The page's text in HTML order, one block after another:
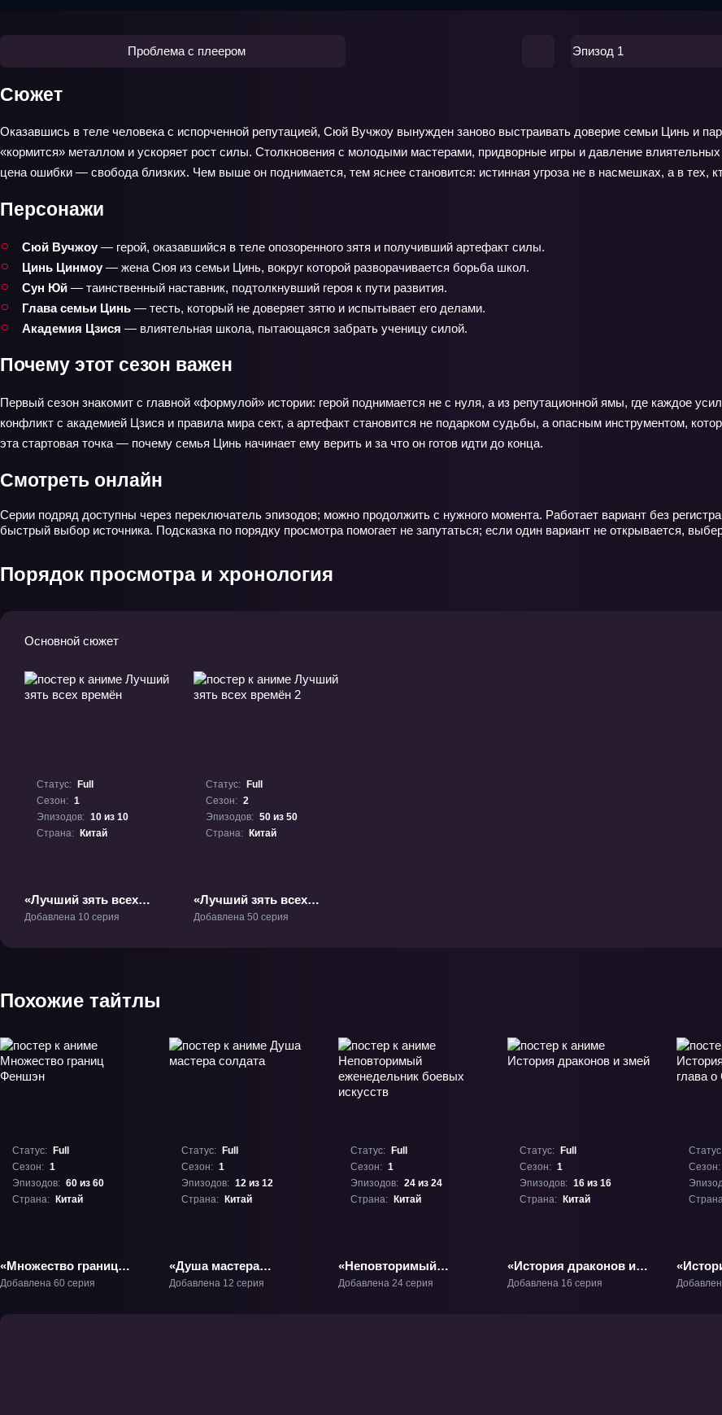
Проблема с плеером Эпизод 1
Сюжет
Оказавшись в теле человека с испорченной репутацией, Сюй Вучжоу вынужден заново выстраивать доверие семьи Цинь и
«кормится» металлом и ускоряет рост силы. Столкновения с молодыми мастерами, придворные игры и давление
цена ошибки — свобода близких. Чем выше он поднимается, тем яснее становится: истинная угроза не в насмешках, а в тех,
Персонажи
Сюй Вучжоу — герой, оказавшийся в теле опозоренного зятя и получивший артефакт силы.
Цинь Цинмоу — жена Сюя из семьи Цинь, вокруг которой разворачивается борьба школ.
Сун Юй — таинственный наставник, подтолкнувший героя к пути развития.
Глава семьи Цинь — тесть, который не доверяет зятю и испытывает его делами.
Академия Цзися — влиятельная школа, пытающаяся забрать ученицу силой.
Почему этот сезон важен
Первый сезон знакомит с главной «формулой» истории: герой поднимается не с нуля, а из репутационной ямы, где каждое
конфликт с академией Цзися и правила мира сект, а артефакт становится не подарком судьбы, а опасным инструментом,
эта стартовая точка — почему семья Цинь начинает ему верить и за что он готов идти до конца.
Смотреть онлайн
Серии подряд доступны через переключатель эпизодов; можно продолжить с нужного момента. Работает вариант без
быстрый выбор источника. Подсказка по порядку просмотра помогает не запутаться; если один вариант не открывается,
Порядок просмотра и хронология
Основной сюжет
Статус:
Full
Сезон: 1
Эпизодов: 10 из 10
Страна:
Китай
«Лучший зять всех
времён» ТВ-1
Добавлена 10 серия
Статус:
Full
Сезон: 2
Эпизодов: 50 из 50
Страна:
Китай
«Лучший зять всех
времён 2» ТВ-2
Добавлена 50 серия
Похожие тайтлы
Статус:
Full
Сезон: 1
Эпизодов: 60 из 60
Страна:
Китай
«Множество границ
Феншэн» ТВ-1
Добавлена 60 серия
Статус:
Full
Сезон: 1
Эпизодов: 12 из 12
Страна:
Китай
«Душа мастера
солдата» ТВ-1
Добавлена 12 серия
Статус:
Full
Сезон: 1
Эпизодов: 24 из 24
Страна:
Китай
«Неповторимый
еженедельник боевых
Добавлена 24 серия
Статус:
Full
Сезон: 1
Эпизодов: 16 из 16
Страна:
Китай
«История драконов и
змей» ТВ-1
Добавлена 16 серия
Сезон:
глава